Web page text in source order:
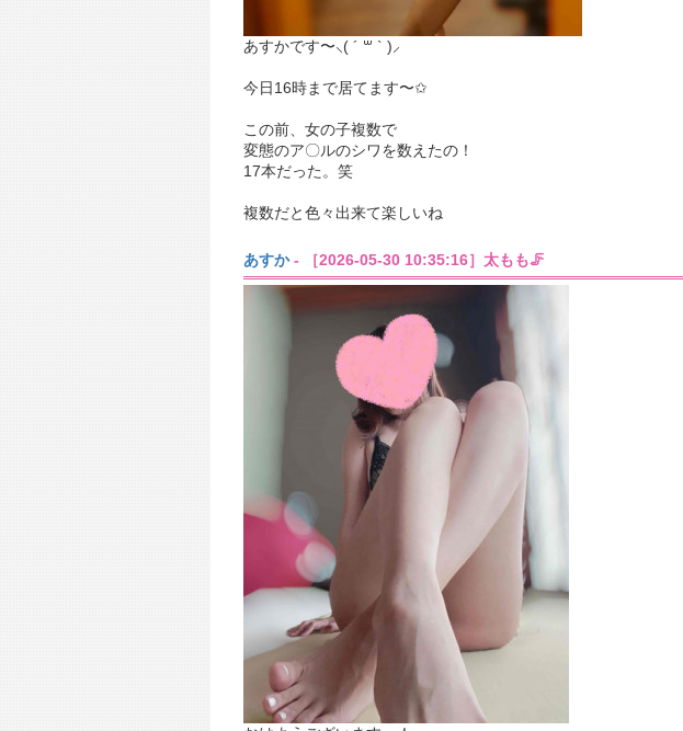
あすかです〜⸜( ´ ꒳ ` )⸝
今日16時まで居てます〜✩︎
この前、女の子複数で
変態のア〇︎ルのシワを数えたの！
17本だった。笑
複数だと色々出来て楽しいね
あすか- ［2026-05-30 10:35:16］太もも🦵